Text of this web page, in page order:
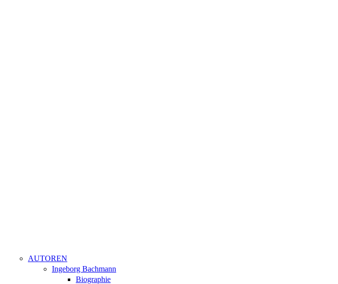
AUTOREN
Ingeborg Bachmann
Biographie